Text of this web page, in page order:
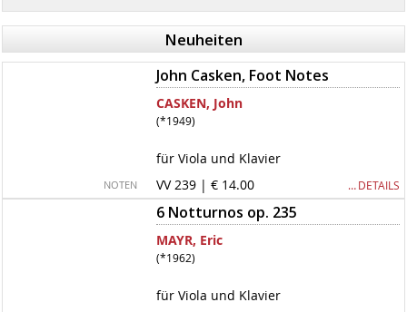
Neuheiten
John Casken, Foot Notes
CASKEN, John
(*1949)
für Viola und Klavier
NOTEN VV 239 | € 14.00 … DETAILS
6 Notturnos op. 235
MAYR, Eric
(*1962)
für Viola und Klavier